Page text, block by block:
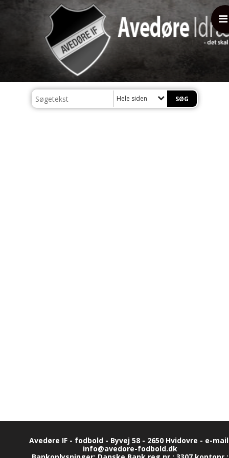
Hele siden
Avedøre IF - fodbold - Byvej 58 - 2650 Hvidovre - e-
info@avedore-fodbold.dk